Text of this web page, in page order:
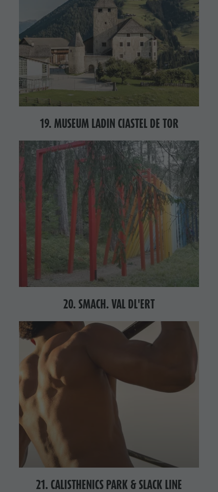
19. MUSEUM LADIN CIASTEL DE TOR
20. SMACH. VAL DL'ERT
21. CALISTHENICS PARK & SLACK LINE